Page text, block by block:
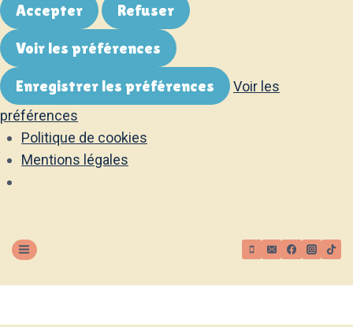
Accepter Refuser
Voir les préférences
Enregistrer les préférences
Voir les
préférences
Politique de cookies
Mentions légales
au